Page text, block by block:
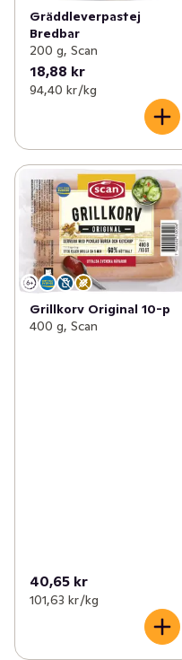
Gräddleverpastej
Bredbar
200 g, Scan
18,88 kr
94,40 kr /kg
Grillkorv Original 10-p
400 g, Scan
40,65 kr
101,63 kr /kg